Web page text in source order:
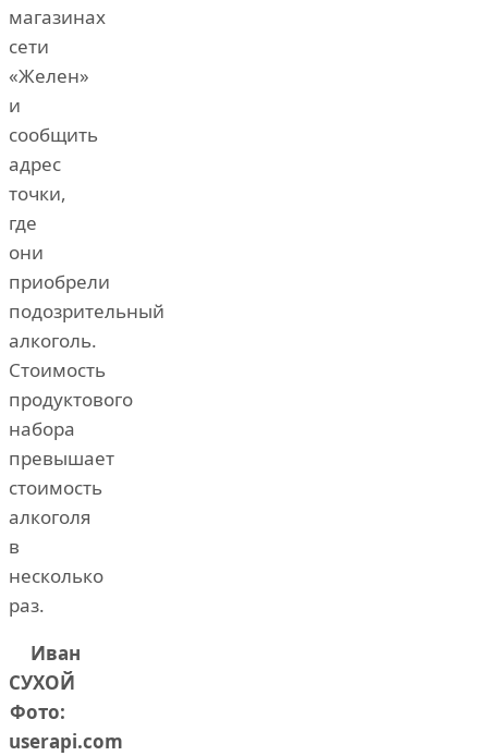
магазинах
сети
«Желен»
и
сообщить
адрес
точки,
где
они
приобрели
подозрительный
алкоголь.
Стоимость
продуктового
набора
превышает
стоимость
алкоголя
в
несколько
раз.
Иван
СУХОЙ
Фото:
userapi.com